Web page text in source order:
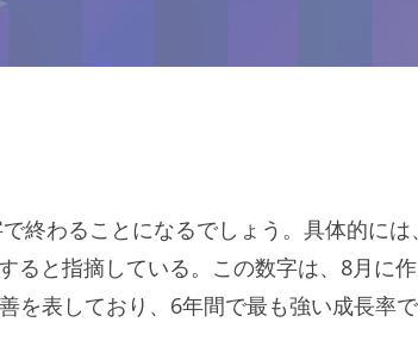
終わることになるでしょう。具体的には
ると指摘している。この数字は、8月に
を表しており、6年間で最も強い成長率